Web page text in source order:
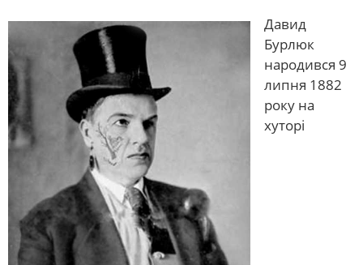
Давид
Бурлюк
народився 9
липня 1882
року на
хуторі